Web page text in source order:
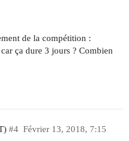
de la compétition :
ça dure 3 jours ? Combien
Février 13, 2018, 7:15
#4